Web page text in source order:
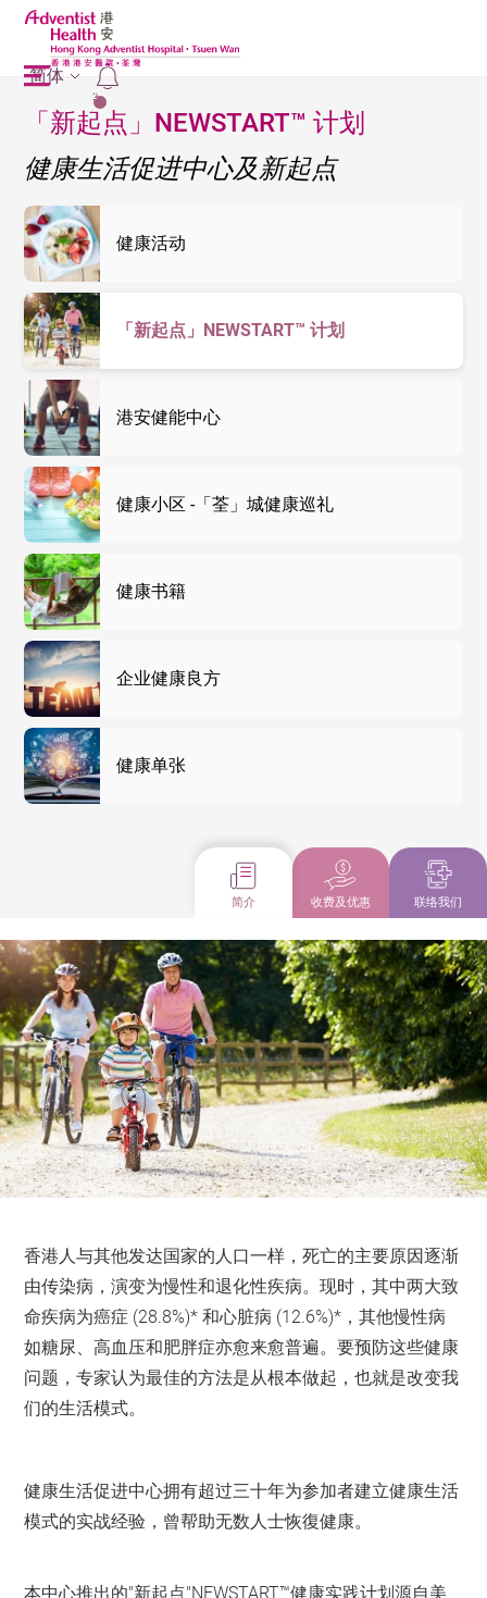
2
简体
「新起点」NEWSTART™ 计划
健康生活促进中心及新起点
健康活动
「新起点」NEWSTART™ 计划
港安健能中心
健康小区 -「荃」城健康巡礼
健康书籍
企业健康良方
健康单张
简介 收费及优惠 联络我们
香港人与其他发达国家的人口一样，死亡的主要原因逐渐
由传染病，演变为慢性和退化性疾病。现时，其中两大致
命疾病为癌症 (28.8%)* 和心脏病 (12.6%)*，其他慢性病
如糖尿、高血压和肥胖症亦愈来愈普遍。要预防这些健康
问题，专家认为最佳的方法是从根本做起，也就是改变我
们的生活模式。
健康生活促进中心拥有超过三十年为参加者建立健康生活
模式的实战经验，曾帮助无数人士恢復健康。
本中心推出的"新起点"NEWSTART™健康实践计划源自美